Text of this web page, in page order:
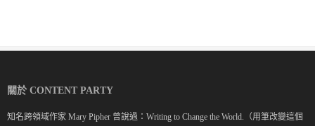
關於 CONTENT PARTY
知名跨領域作家 Mary Pipher 曾說過：Writing to Change the World.（用筆改變這個